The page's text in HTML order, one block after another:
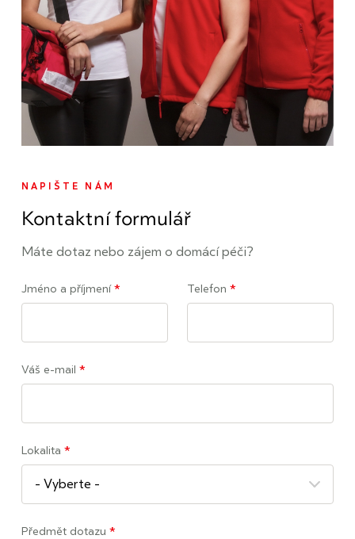
NAPIŠTE NÁM
Kontaktní formulář
Máte dotaz nebo zájem o domácí péči?
Jméno a příjmení* Telefon *
Váš e-mail *
Lokalita *
Předmět dotazu *